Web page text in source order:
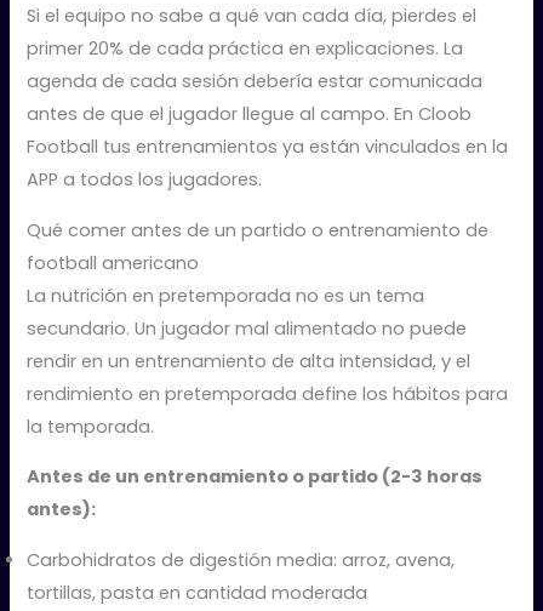
Si el equipo no sabe a qué van cada día, pierdes el
primer 20% de cada práctica en explicaciones. La
agenda de cada sesión debería estar comunicada
antes de que el jugador llegue al campo. En Cloob
Football tus entrenamientos ya están vinculados en la
APP a todos los jugadores.
Qué comer antes de un partido o entrenamiento de
football americano
La nutrición en pretemporada no es un tema
secundario. Un jugador mal alimentado no puede
rendir en un entrenamiento de alta intensidad, y el
rendimiento en pretemporada define los hábitos para
la temporada.
Antes de un entrenamiento o partido (2-3 horas
antes):
Carbohidratos de digestión media: arroz, avena,
tortillas, pasta en cantidad moderada